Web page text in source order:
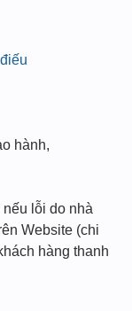
hành,
lỗi do nhà
Website (chi
hàng thanh